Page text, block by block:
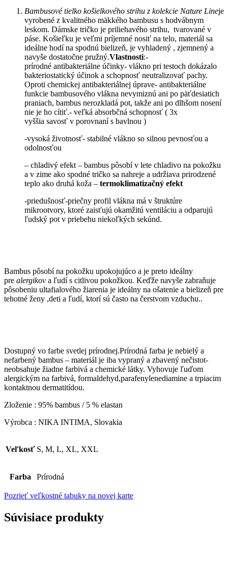
Bambusové tielko košielkového strihu z kolekcie Nature Lineje
vyrobené z kvalitného mäkkého bambusu s hodvábnym
leskom. Dámske tričko je priliehavého strihu, tvarované v
páse. Košieľku je veľmi príjemné nosiť na telo, materiál sa
ideálne hodí na spodnú bielizeň, je vyhladený , zjemnený a
navyše dostatočne pružný.Vlastnosti:-
prírodné antibakteriálne účinky- vlákno pri testoch dokázalo
bakteriostatický účinok a schopnosť neutralizovať pachy.
Oproti chemickej antibakteriálnej úprave- antibakteriálne
funkcie bambusového vlákna nevymiznú ani po päťdesiatich
praniach, bambus nerozkladá pot, takže ani po dlhšom nosení
nie je ho cítiť.- veľká absorbčná schopnosť ( 3x
vyššia savosť v porovnaní s bavlnou )
-vysoká životnosť- stabilné vlákno so silnou pevnosťou a
odolnosťou
– chladivý efekt – bambus pôsobí v lete chladivo na pokožku
a v zime ako spodné tričko sa nahreje a udržiava prirodzené
teplo ako druhá koža – termoklimatizačný efekt
-priedušnosť-priečny profil vlákna má v štruktúre
mikrootvory, ktoré zaisťujú okamžitú ventiláciu a odparujú
ľudský pot v priebehu niekoľkých sekúnd.
Bambus pôsobí na pokožku upokojujúco a je preto ideálny
pre alergikov a ľudí s citlivou pokožkou. Keďže navyše zabraňuje
pôsobeniu ultafialového žiarenia je ideálny na ošatenie a bielizeň pre
tehotné ženy ,deti a ľudí, ktorí sú často na čerstvom vzduchu..
Dostupný vo farbe svetlej prírodnej.Prírodná farba je nebielý a
nefarbený bambus – materiál je iba vypraný a zbavený nečistot-
neobsahuje žiadne farbivá a chemické látky. Vyhovuje ľuďom
alergickým na farbivá, formaldehyd,parafenylenediamine a trpiacim
kontaktnou dermatitídou.
Zloženie : 95% bambus / 5 % elastan
Výrobca : NIKA INTIMA, Slovakia
Veľkosť S, M, L, XL, XXL
Farba Prírodná
Pozrieť veľkostné tabuky na novej karte
Súvisiace produkty